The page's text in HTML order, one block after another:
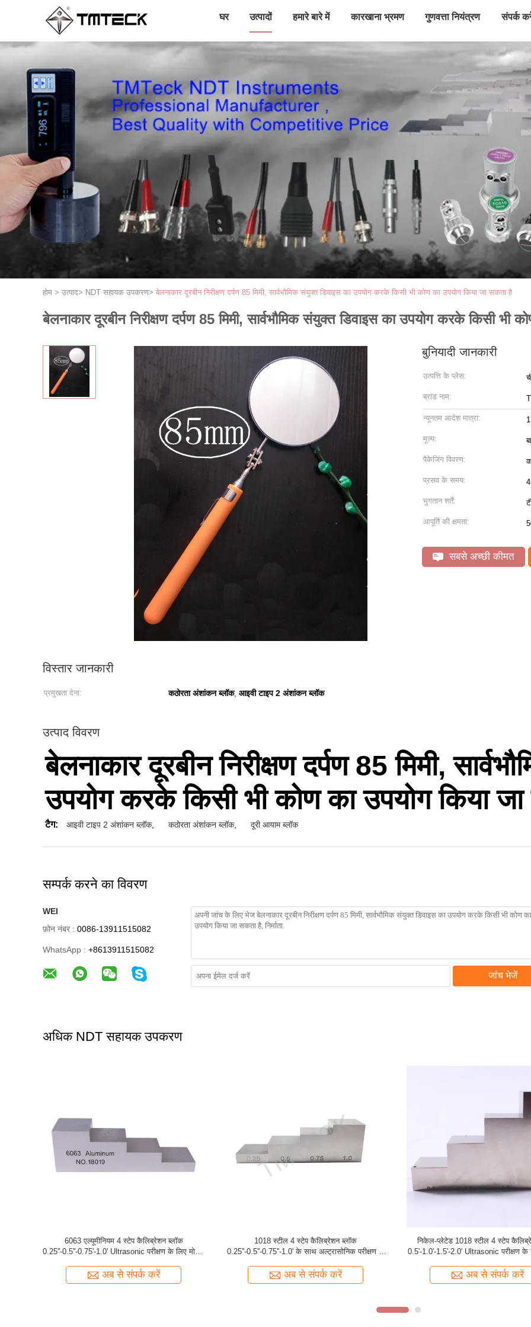
घर उत्पादों हमारे बारे में कारखाना भ्रमण गुणवत्ता नियंत्रण संपर्क
होम > उत्पाद> NDT सहायक उपकरण> बेलनाकार दूरबीन निरीक्षण दर्पण 85 मिमी, सार्वभौमिक संयुक्त डिवाइस का उपयोग करके किसी भी कोण का उपयोग किया जा सकता है
बेलनाकार दूरबीन निरीक्षण दर्पण 85 मिमी, सार्वभौमिक संयुक्त डिवाइस का उपयोग करके किसी भी
बुनियादी जानकारी
उत्पत्ति के प्लेस:
ब्रांड नाम:
न्यूनतम आदेश मात्रा: 1
मूल्य:
पैकेजिंग विवरण:
प्रसव के समय:
भुगतान शर्तें:
आपूर्ति की क्षमता:
सबसे अच्छी कीमत
विस्तार जानकारी
प्रमुखता देना: कठोरता अंशांकन ब्लॉक, आइवी टाइप 2 अंशांकन ब्लॉक
उत्पाद विवरण
बेलनाकार दूरबीन निरीक्षण दर्पण 85 मिमी,
उपयोग करके किसी भी कोण का उपयोग किया
टैग: आइवी टाइप 2 अंशांकन ब्लॉक, कठोरता अंशांकन ब्लॉक, दूरी आयाम ब्लॉक
सम्पर्क करने का विवरण
WEI
फ़ोन नंबर : 0086-13911515082
WhatsApp : +8613911515082
जांच भेजें
अधिक NDT सहायक उपकरण
डिजिटल पिट गेज
अब से संपर्क करें
सेट में 7 पीस/सेट वेल्ड गेज वेल्डिंग निरीक्षण उपकरण वेल्डिंग
गेज
अब से संपर्क करें
Tmteck मेड TE10-F2.5-J6 एन्कोडर
स्कैनर के लिए मैच
अब से संपर्क करें